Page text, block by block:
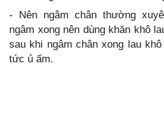
- Nên ngâm chân thường
ngâm xong nên dùng khăn khô
sau khi ngâm chân xong lau
tức ủ ấm.